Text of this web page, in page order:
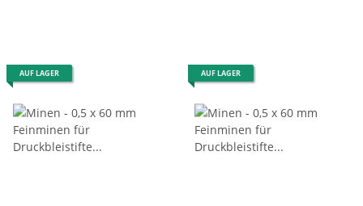
AUF LAGER AUF LAGER